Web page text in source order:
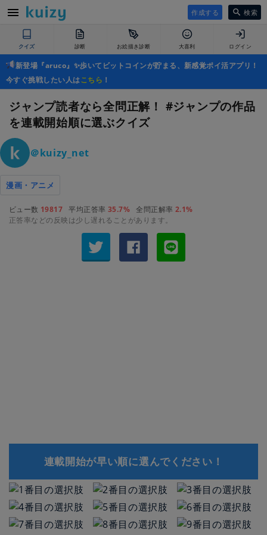
作成する 検索
クイズ 診断 お絵描き診断 大喜利 ログイン
新登場『aruco』✨歩いてビットコインが貯まる、新感覚ポイ活アプリ！
今すぐ挑戦したい人はこちら ！
ジャンプ読者なら全問正解！ #ジャンプの作品
を連載開始順に選ぶクイズ
＠kuizy_net
漫画・アニメ
ビュー数 19817 平均正答率 35.7% 全問正解率 2.1%
正答率などの反映は少し遅れることがあります。
連載開始が早い順に選んでください！